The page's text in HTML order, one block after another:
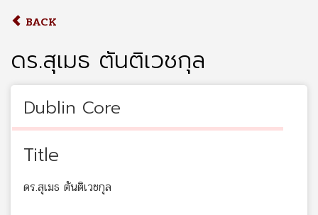
BACK
ดร.สุเมธ ตันติเวชกุล
Dublin Core
Title
ดร.สุเมธ ตันติเวชกุล